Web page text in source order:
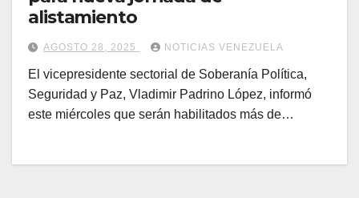
alistamiento
AGOSTO 28, 2025 NOTICIAS VENEZUELA
El vicepresidente sectorial de Soberanía Política,
Seguridad y Paz, Vladimir Padrino López, informó
este miércoles que serán habilitados más de…